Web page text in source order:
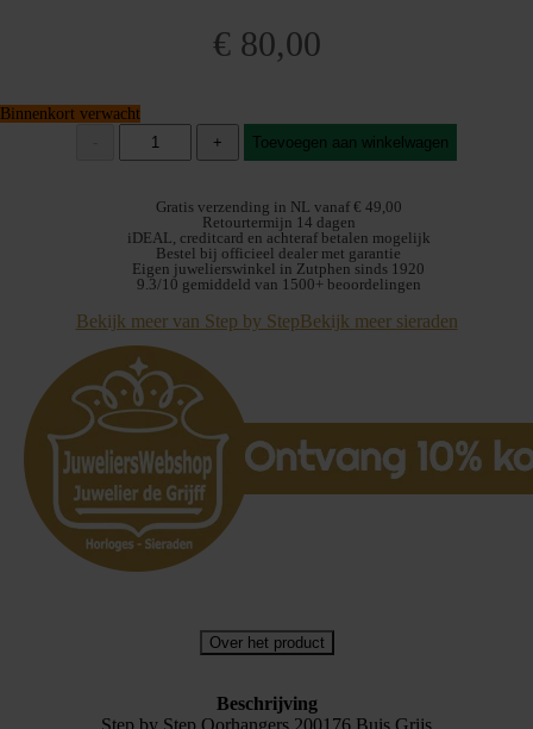
€ 80,00
Binnenkort verwacht
Step
by
Oorbellen
Grijs
aantal
+ Toevoegen aan winkelwagen
Gratis verzending in NL vanaf € 49,00
Retourtermijn 14 dagen
iDEAL, creditcard en achteraf betalen mogelijk
Bestel bij officieel dealer met garantie
Eigen juwelierswinkel in Zutphen sinds 1920
9.3/10 gemiddeld van 1500+ beoordelingen
Bekijk meer van Step by StepBekijk meer sieraden
Over het product
Beschrijving
Step by Step Oorhangers 200176 Buis Grijs